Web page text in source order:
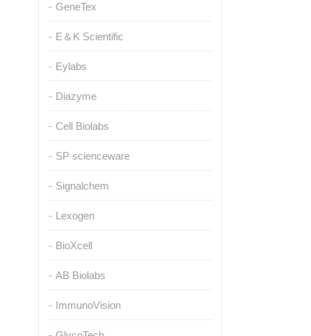
GeneTex
E＆K Scientific
Eylabs
Diazyme
Cell Biolabs
SP scienceware
Signalchem
Lexogen
BioXcell
AB Biolabs
ImmunoVision